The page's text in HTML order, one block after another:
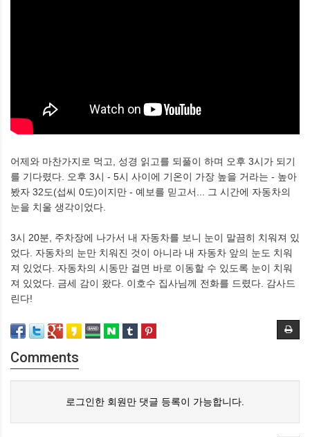
어제와 마찬가지로 먹고, 성경 읽고를 되풀이 하며 오후 3시가 되기
를 기다렸다. 오후 3시 - 5시 사이에 기온이 가장 높을 거라는 - 높아
봤자 32도(섭씨 0도)이지만 - 예보를 믿고서... 그 시간에 자동차의
눈을 치울 생각이었다.
3시 20분, 주차장에 나가서 내 자동차를 보니 눈이 말끔히 치워져 있
었다. 자동차의 눈만 치워진 것이 아니라 내 자동차 앞의 눈도 치워
져 있었다. 자동차의 시동만 걸면 바로 이동할 수 있도록 눈이 치워
져 있었다. 금세 감이 왔다. 이호수 집사님께 전화를 드렸다. 감사드
린다!
Comments
로그인한 회원만 댓글 등록이 가능합니다.